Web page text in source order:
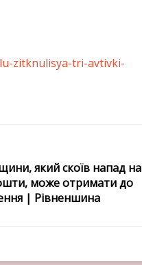
zitknulisya-tri-avtivki-
який скоїв напад на
може отримати до
| Рівненшина